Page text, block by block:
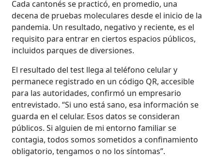
Cada cantonés se practicó, en promedio, una
decena de pruebas moleculares desde el inicio de la
pandemia. Un resultado, negativo y reciente, es el
requisito para entrar en ciertos espacios públicos,
incluidos parques de diversiones.
El resultado del test llega al teléfono celular y
permanece registrado en un código QR, accesible
para las autoridades, confirmó un empresario
entrevistado. “Si uno está sano, esa información se
guarda en el celular. Esos datos se consideran
públicos. Si alguien de mi entorno familiar se
contagia, todos somos sometidos a confinamiento
obligatorio, tengamos o no los síntomas”.